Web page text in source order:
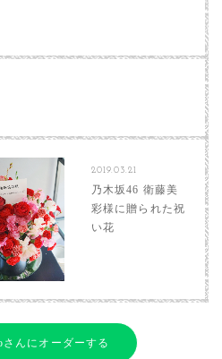
2019.03.21
乃木坂46 衛藤美
彩様に贈られた祝
い花
んにオーダーする